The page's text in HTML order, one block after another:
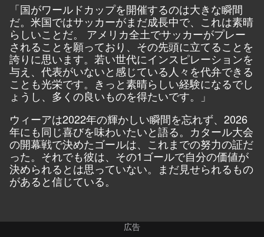
「国がワールドカップを開催するのは大きな瞬間
だ。米国ではサッカーがまだ成長中で、これは素晴
らしいことだ。 アメリカ全土でサッカーがプレー
されることを願っており、その先頭に立てることを
誇りに思います。若い世代にインスピレーションを
与え、代表がいないと感じている人々を代弁できる
ことも光栄です。きっと素晴らしい経験になるでし
ょうし、多くの良いものを得たいです。」
ウィーアは2022年の輝かしい瞬間を忘れず、2026
年にも同じ喜びを味わいたいと語る。カタール大会
の開幕戦で決めたゴールは、これまでの努力の証だ
った。それでも彼は、 その1ゴールで自分の価値が
決められるとは思っていない。
まだ見せられるもの
があると信じている。
広告